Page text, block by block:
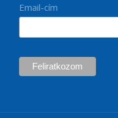
Email-cím